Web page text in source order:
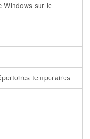
Windows sur le
temporaires